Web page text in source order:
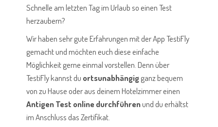
Schnelle am letzten Tag im Urlaub so einen Test
herzaubern?
Wir haben sehr gute Erfahrungen mit der App TestiFly
gemacht und möchten euch diese einfache
Möglichkeit gerne einmal vorstellen. Denn über
TestiFly kannst du ortsunabhängigganz bequem
von zu Hause oder aus deinem Hotelzimmer einen
Antigen Test online durchführenund du erhältst
im Anschluss das Zertifikat.